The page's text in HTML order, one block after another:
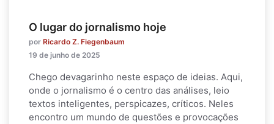
O lugar do jornalismo hoje
por Ricardo Z. Fiegenbaum
19 de junho de 2025
Chego devagarinho neste espaço de ideias. Aqui,
onde o jornalismo é o centro das análises, leio
textos inteligentes, perspicazes, críticos. Neles
encontro um mundo de questões e provocações